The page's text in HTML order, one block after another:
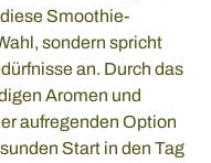
Smoothie-
sondern spricht
an. Durch das
Aromen und
aufregenden Option
Start in den Tag